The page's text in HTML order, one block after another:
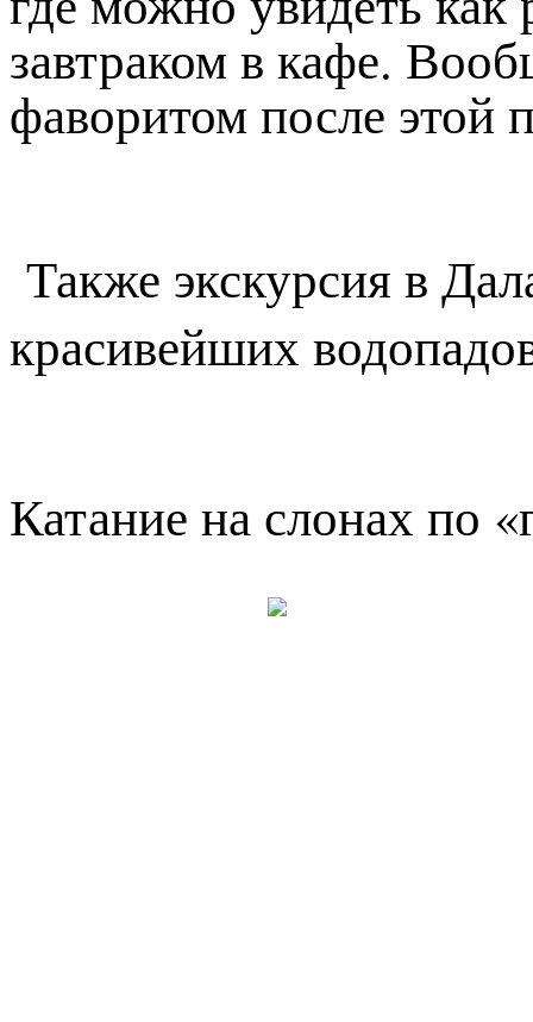
завтраком в кафе.
фаворитом после
Также экскурсия в
красивейших
Катание на слонах по